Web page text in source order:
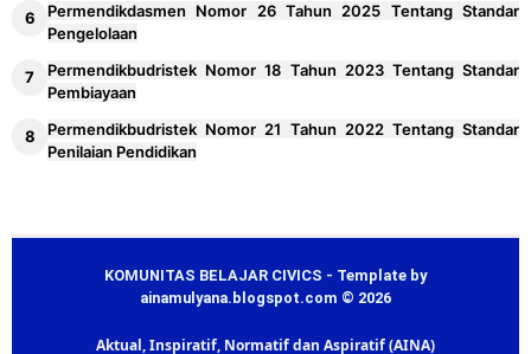
Permendikdasmen Nomor 26 Tahun 2025 Tentang Standar
Pengelolaan
Permendikbudristek Nomor 18 Tahun 2023 Tentang Standar
Pembiayaan
Permendikbudristek Nomor 21 Tahun 2022 Tentang Standar
Penilaian Pendidikan
KOMUNITAS BELAJAR CIVICS - Template by
ainamulyana.blogspot.com © 2026
Aktual, Inspiratif, Normatif dan Aspiratif (AINA)